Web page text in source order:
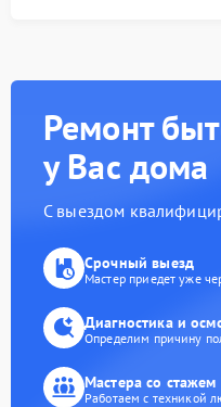
Ремонт
у Вас дома
С выездом
Срочный выезд
Мастер приедет уже
Диагностика и
Определим причину
Мастера со стажем
Работаем с техникой